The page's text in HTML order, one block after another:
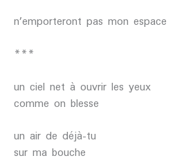
n’emporteront pas mon espace
***
un ciel net à ouvrir les yeux
comme on blesse
un air de déjà-tu
sur ma bouche